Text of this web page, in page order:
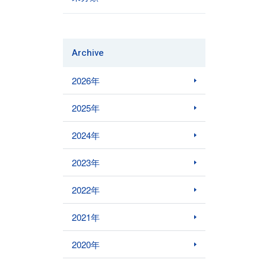
Archive
2026年
2025年
2024年
2023年
2022年
2021年
2020年